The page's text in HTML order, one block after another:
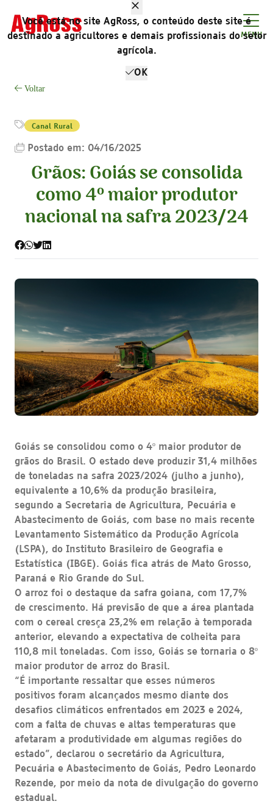
MENU
Voltar
Canal Rural
Postado em: 04/16/2025
Grãos: Goiás se consolida
como 4º maior produtor
nacional na safra 2023/24
Goiás se consolidou como o 4º maior produtor de
grãos do Brasil. O estado deve produzir 31,4 milhões
de toneladas na safra 2023/2024 (julho a junho),
equivalente a 10,6% da produção brasileira,
segundo a Secretaria de Agricultura, Pecuária e
Abastecimento de Goiás, com base no mais recente
Levantamento Sistemático da Produção Agrícola
(LSPA), do Instituto Brasileiro de Geografia e
Estatística (IBGE). Goiás fica atrás de Mato Grosso,
Paraná e Rio Grande do Sul.
O arroz foi o destaque da safra goiana, com 17,7%
de crescimento. Há previsão de que a área plantada
com o cereal cresça 23,2% em relação à temporada
anterior, elevando a expectativa de colheita para
110,8 mil toneladas. Com isso, Goiás se tornaria o 8º
maior produtor de arroz do Brasil.
“É importante ressaltar que esses números
positivos foram alcançados mesmo diante dos
desafios climáticos enfrentados em 2023 e 2024,
com a falta de chuvas e altas temperaturas que
afetaram a produtividade em algumas regiões do
estado”, declarou o secretário da Agricultura,
Pecuária e Abastecimento de Goiás, Pedro Leonardo
Rezende, por meio da nota de divulgação do governo
estadual.
Você está no site AgRoss, o conteúdo deste site é
destinado a agricultores e demais profissionais do setor
agrícola.
OK